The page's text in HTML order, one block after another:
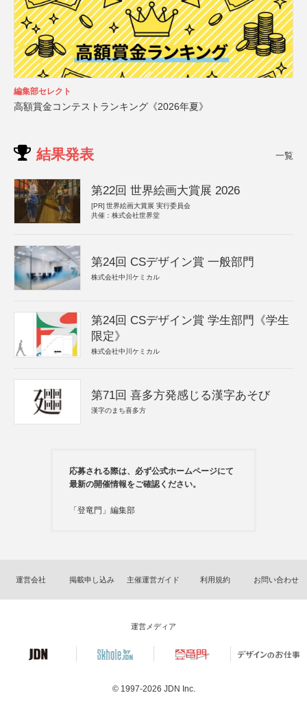
編集部セレクト
高額賞金コンテストランキング《2026年夏》
結果発表 一覧
第22回 世界絵画大賞展 2026
[PR] 世界絵画大賞展 実行委員会
共催：株式会社世界堂
第24回 CSデザイン賞 一般部門
株式会社中川ケミカル
第24回 CSデザイン賞 学生部門《学生
限定》
株式会社中川ケミカル
第71回 喜多方発感じる漢字あそび
漢字のまち喜多方
応募される際は、必ず公式ホームページにて
最新の開催情報をご確認ください。
「登竜門」編集部
運営会社 掲載申し込み 主催運営ガイド 利用規約 お問い合わせ
運営メディア
© 1997-2026 JDN Inc.